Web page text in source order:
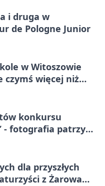
i druga w
de Pologne Junior
w Witoszowie
czymś więcej niż
konkursu
- fotografia patrzy
dla przyszłych
z Żarowa